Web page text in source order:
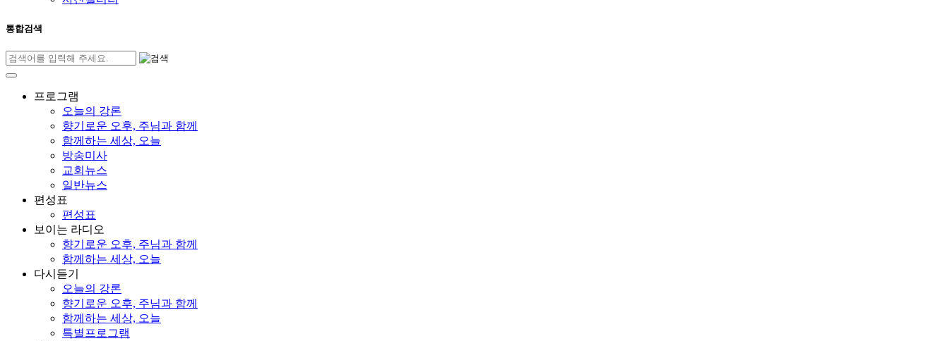
통합검색
프로그램
오늘의 강론
향기로운 오후, 주님과 함께
함께하는 세상, 오늘
방송미사
교회뉴스
일반뉴스
편성표
편성표
보이는 라디오
향기로운 오후, 주님과 함께
함께하는 세상, 오늘
다시듣기
오늘의 강론
향기로운 오후, 주님과 함께
함께하는 세상, 오늘
특별프로그램